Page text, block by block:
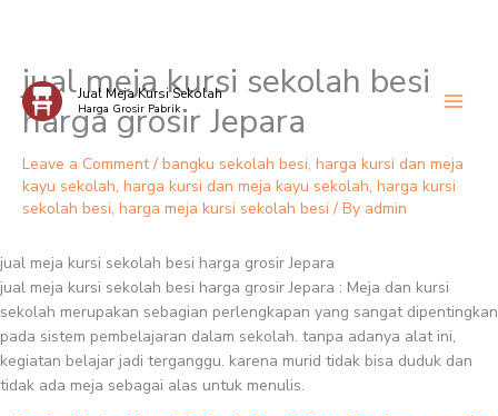
Skip
content
Jual Meja Kursi Sekolah
Harga Grosir Pabrik
jual meja kursi sekolah besi
harga grosir Jepara
Leave a Comment / bangku sekolah besi, harga kursi dan meja
kayu sekolah, harga kursi dan meja kayu sekolah, harga kursi
sekolah besi, harga meja kursi sekolah besi / By admin
jual meja kursi sekolah besi harga grosir Jepara
jual meja kursi sekolah besi harga grosir Jepara : Meja dan kursi
sekolah merupakan sebagian perlengkapan yang sangat dipentingkan
pada sistem pembelajaran dalam sekolah. tanpa adanya alat ini,
kegiatan belajar jadi terganggu. karena murid tidak bisa duduk dan
tidak ada meja sebagai alas untuk menulis.